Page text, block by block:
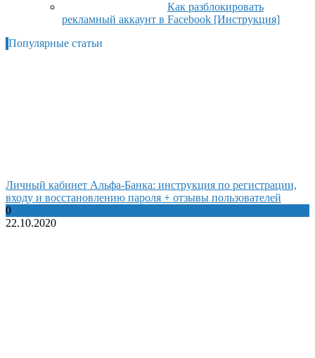
Как разблокировать
рекламный аккаунт в Facebook [Инструкция]
Популярные статьи
Личный кабинет Альфа-Банка: инструкция по регистрации,
входу и восстановлению пароля + отзывы пользователей
0
22.10.2020